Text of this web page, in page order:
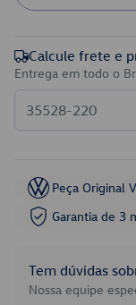
Calcule frete e
Entrega em todo o
Peça Original
Garantia de 3
Tem dúvidas
Nossa equipe